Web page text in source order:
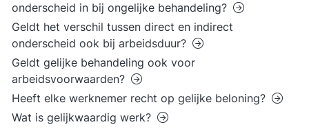
onderscheid in bij ongelijke behandeling?
Geldt het verschil tussen direct en indirect
onderscheid ook bij arbeidsduur?
Geldt gelijke behandeling ook voor
arbeidsvoorwaarden?
Heeft elke werknemer recht op gelijke beloning?
Wat is gelijkwaardig werk?